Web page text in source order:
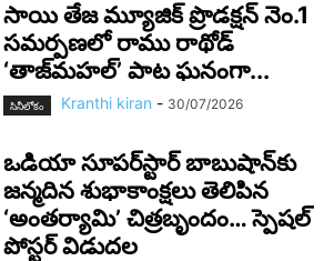
సాయి తేజ మ్యూజిక్ ప్రొడక్షన్ నెం.1
సమర్పణలో రాము రాథోడ్
‘తాజ్‌మహల్’ పాట ఘనంగా...
సినీలోకం Kranthi kiran - 30/07/2026
ఒడియా సూపర్‌స్టార్ బాబుషాన్‌కు
జన్మదిన శుభాకాంక్షలు తెలిపిన
‘అంతర్యామి’ చిత్రబృందం… స్పెషల్
పోస్టర్ విడుదల